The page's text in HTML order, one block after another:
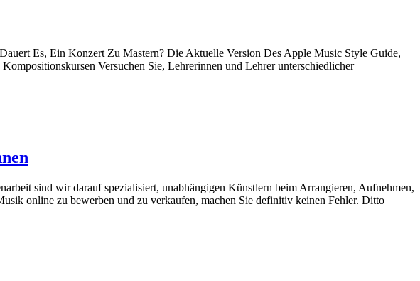
Es, Ein Konzert Zu Mastern? Die Aktuelle Version Des Apple Music Style Guide,
Versuchen Sie, Lehrerinnen und Lehrer unterschiedlicher
sind wir darauf spezialisiert, unabhängigen Künstlern beim Arrangieren, Aufnehmen,
online zu bewerben und zu verkaufen, machen Sie definitiv keinen Fehler. Ditto